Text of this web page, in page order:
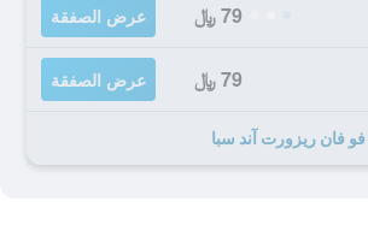
79 ﷼ عرض الصفقة
79 ﷼ عرض الصفقة